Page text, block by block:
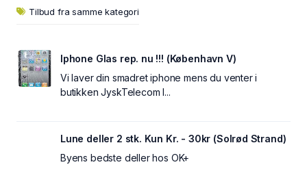
Tilbud fra samme kategori
Iphone Glas rep. nu !!! (København V)
Vi laver din smadret iphone mens du venter i
butikken JyskTelecom I...
Lune deller 2 stk. Kun Kr. - 30kr (Solrød Strand)
Byens bedste deller hos OK+